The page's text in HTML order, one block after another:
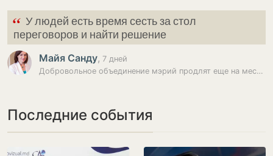
“ У людей есть время сесть за стол
переговоров и найти решение
Майя Санду, 7 дней
Добровольное объединение мэрий продлят еще на месяц? Санду: «У людей…
Последние события